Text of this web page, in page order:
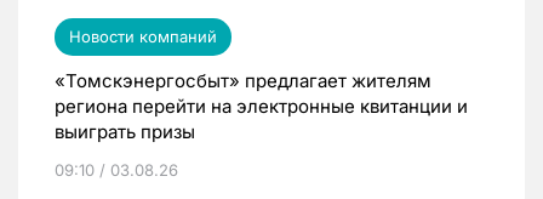
Новости компаний
«Томскэнергосбыт» предлагает жителям
региона перейти на электронные квитанции и
выиграть призы
09:10 / 03.08.26